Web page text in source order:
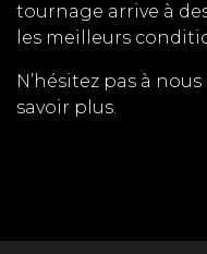
tournage arrive à
les meilleurs
N’hésitez pas à
savoir plus.